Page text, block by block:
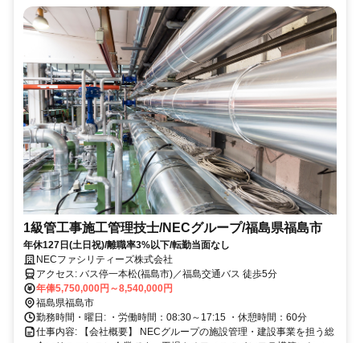
1級管工事施工管理技士/NECグループ/福島県福島市
年休127日(土日祝)/離職率3%以下/転勤当面なし
NECファシリティーズ株式会社
アクセス: バス停一本松(福島市)／福島交通バス 徒歩5分
年俸5,750,000円～8,540,000円
福島県福島市
勤務時間・曜日: ・労働時間：08:30～17:15 ・休憩時間：60分
仕事内容: 【会社概要】 NECグループの施設管理・建設事業を担う総